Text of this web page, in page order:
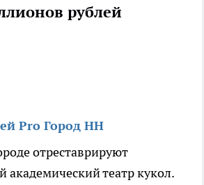
рублей
Pro Город НН
отреставрируют
академический театр кукол.